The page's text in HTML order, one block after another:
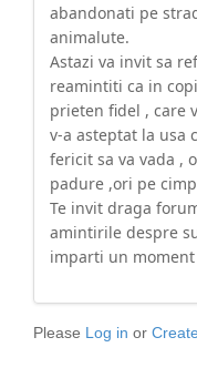
abandonati pe
animalute.
Astazi va invit sa
reamintiti ca in
prieten fidel , care
v-a asteptat la usa
fericit sa va vada ,
padure ,ori pe
Te invit draga
amintirile despre
imparti un
Please Log in or